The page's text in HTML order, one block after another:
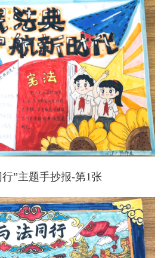
行”主题手抄报-第1张